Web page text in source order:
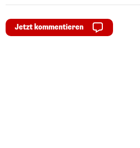
Jetzt kommentieren